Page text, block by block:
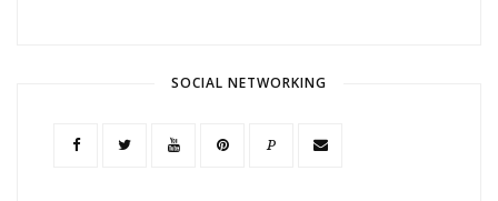
SOCIAL NETWORKING
P